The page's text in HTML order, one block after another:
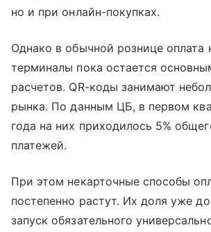
но и при онлайн-покупках.
Однако в обычной рознице оплата
терминалы пока остается
расчетов. QR-коды занимают
рынка. По данным ЦБ, в первом
года на них приходилось 5%
платежей.
При этом некарточные способы
постепенно растут. Их доля уже
запуск обязательного